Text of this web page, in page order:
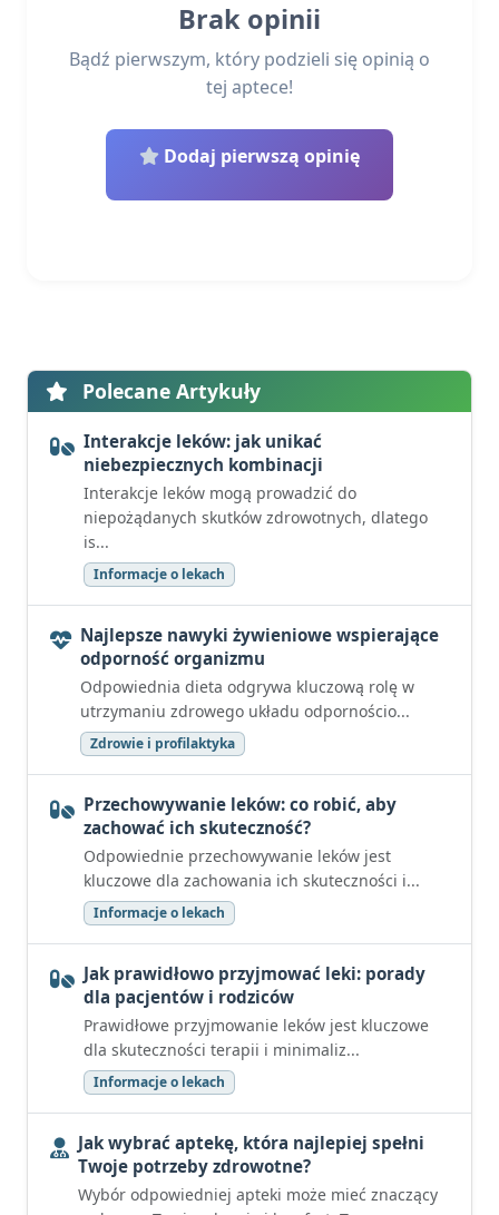
Brak opinii
Bądź pierwszym, który podzieli się opinią o
tej aptece!
Dodaj pierwszą opinię
Polecane Artykuły
Interakcje leków: jak unikać
niebezpiecznych kombinacji
Interakcje leków mogą prowadzić do
niepożądanych skutków zdrowotnych, dlatego
is...
Informacje o lekach
Najlepsze nawyki żywieniowe wspierające
odporność organizmu
Odpowiednia dieta odgrywa kluczową rolę w
utrzymaniu zdrowego układu odpornościo...
Zdrowie i profilaktyka
Przechowywanie leków: co robić, aby
zachować ich skuteczność?
Odpowiednie przechowywanie leków jest
kluczowe dla zachowania ich skuteczności i...
Informacje o lekach
Jak prawidłowo przyjmować leki: porady
dla pacjentów i rodziców
Prawidłowe przyjmowanie leków jest kluczowe
dla skuteczności terapii i minimaliz...
Informacje o lekach
Jak wybrać aptekę, która najlepiej spełni
Twoje potrzeby zdrowotne?
Wybór odpowiedniej apteki może mieć znaczący